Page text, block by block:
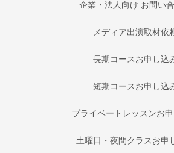
企業・法人向け お問い
メディア出演取材依
長期コースお申し込
短期コースお申し込
プライベートレッスンお
土曜日・夜間クラスお申